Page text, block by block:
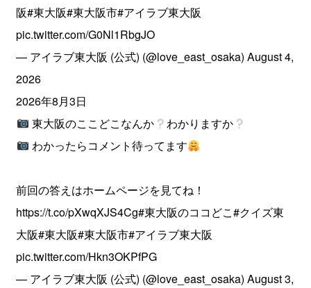
阪#東大阪#東大阪市#アイラブ東大阪
pic.twitter.com/G0Nl1RbgJO
— アイラブ東大阪 (公式) (@love_east_osaka)August 4,
2026
2026年8月3日
東大阪のここどこなんか
わかりますか
わかったらコメント待ってます
前回の答えはホームページを見てね！
https://t.co/pXwqXJS4Cg#東大阪のココどこ#クイズ東
大阪#東大阪#東大阪市#アイラブ東大阪
pic.twitter.com/Hkn3OKPfPG
— アイラブ東大阪 (公式) (@love_east_osaka)August 3,